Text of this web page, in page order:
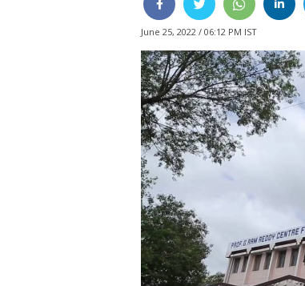
June 25, 2022 / 06:12 PM IST